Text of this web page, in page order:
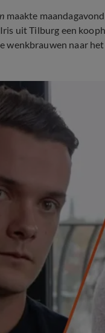
maakte maandagavond
uit Tilburg een
wenkbrauwen naar